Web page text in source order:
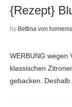
{Rezept}
by Bettina von
WERBUNG wegen
klassischen
gebacken. Deshalb